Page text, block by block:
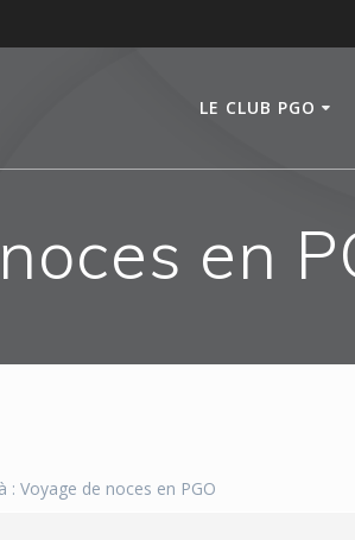
LE CLUB PGO
en
: Voyage de noces en PGO